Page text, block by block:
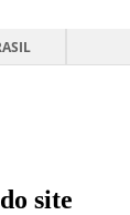
site